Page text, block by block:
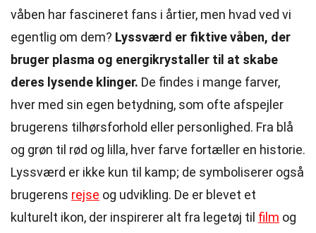
våben har fascineret fans i årtier, men hvad ved vi
egentlig om dem? Lyssværd er fiktive våben, der
bruger plasma og energikrystaller til at skabe
deres lysende klinger. De findes i mange farver,
hver med sin egen betydning, som ofte afspejler
brugerens tilhørsforhold eller personlighed. Fra blå
og grøn til rød og lilla, hver farve fortæller en historie.
Lyssværd er ikke kun til kamp; de symboliserer også
brugerens rejse og udvikling. De er blevet et
kulturelt ikon, der inspirerer alt fra legetøj til film og